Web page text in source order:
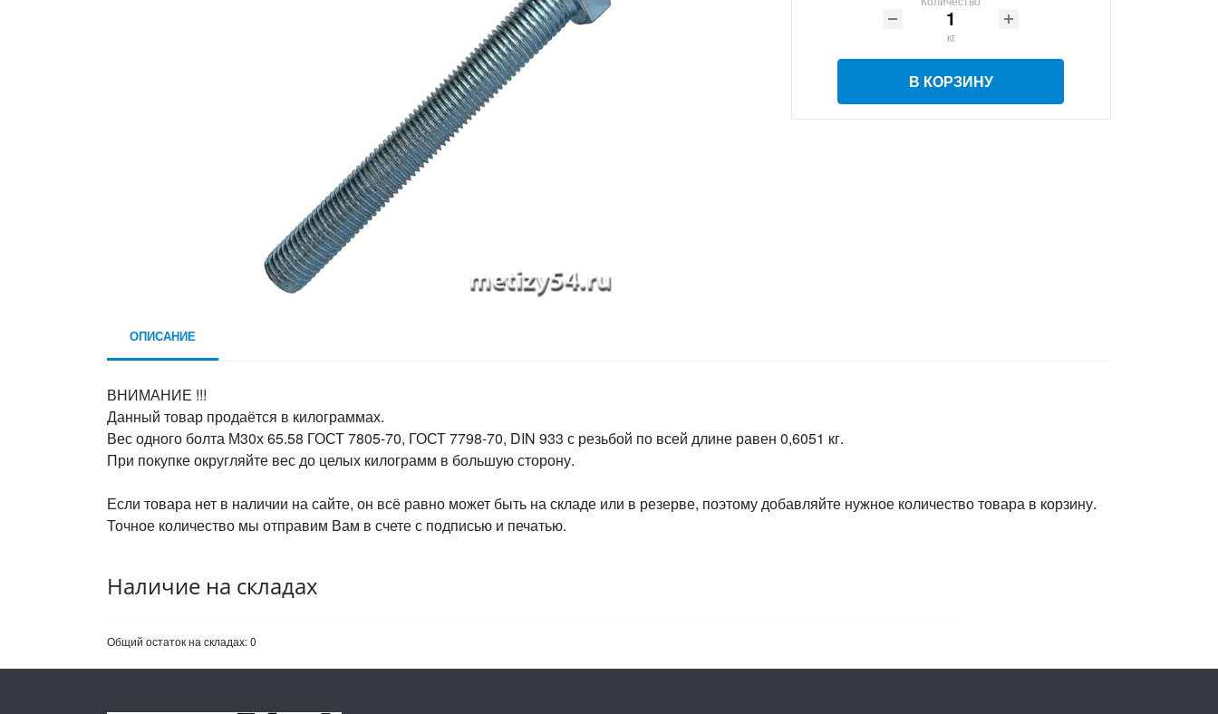
кг
В КОРЗИНУ
ОПИСАНИЕ
ВНИМАНИЕ !!!
Данный товар продаётся в килограммах.
Вес одного болта М30х 65.58 ГОСТ 7805-70, ГОСТ 7798-70, DIN 933 с резьбой по всей длине равен 0,6051 кг.
При покупке округляйте вес до целых килограмм в большую сторону.
Если товара нет в наличии на сайте, он всё равно может быть на складе или в резерве, поэтому добавляйте нужное количество товара в корзину.
Точное количество мы отправим Вам в счете с подписью и печатью.
Наличие на складах
Общий остаток на складах:0